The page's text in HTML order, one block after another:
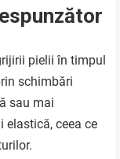
pielii în timpul
schimbări
sau mai
elastică, ceea ce